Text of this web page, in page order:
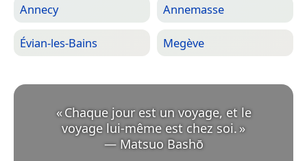
Annecy Annemasse
Évian-les-Bains Megève
«Chaque jour est un voyage, et le
voyage lui-même est chez soi.
— Matsuo Bashō